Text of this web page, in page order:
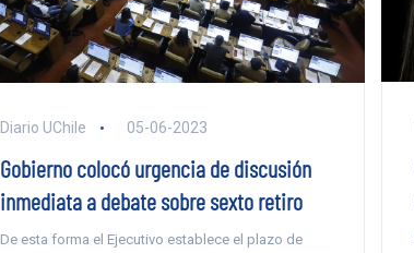
Diario UChile 05-06-2023
Gobierno colocó urgencia de discusión
inmediata a debate sobre sexto retiro
De esta forma el Ejecutivo establece el plazo de